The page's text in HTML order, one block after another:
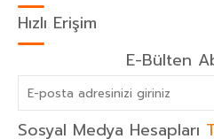
Hızlı Erişim
E-Bülten
Sosyal Medya Hesapları